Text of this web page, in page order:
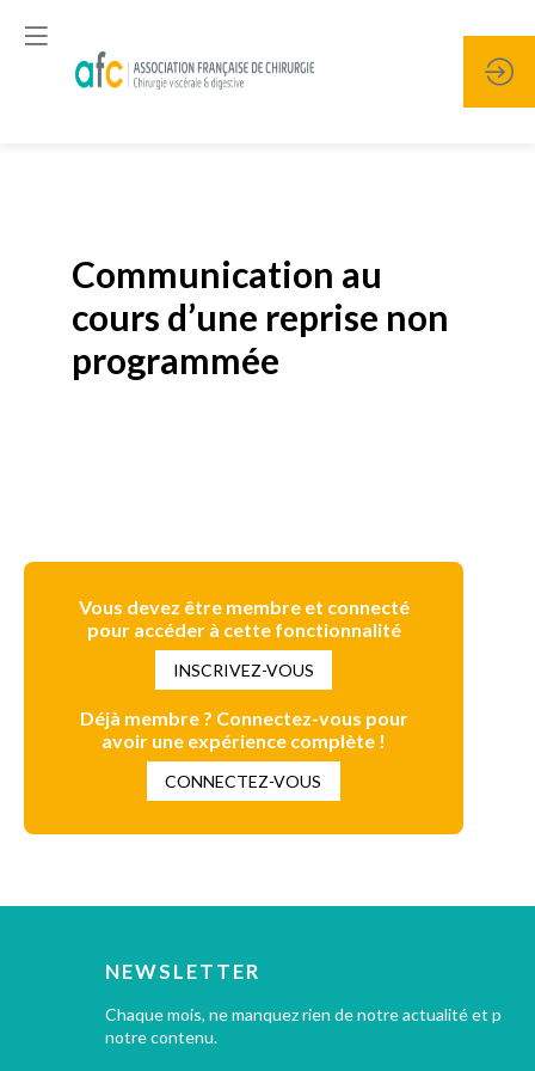
Communication au
cours d’une reprise non
programmée
Vous devez être membre et connecté
pour accéder à cette fonctionnalité
INSCRIVEZ-VOUS
Déjà membre ? Connectez-vous pour
avoir une expérience complète !
CONNECTEZ-VOUS
NEWSLETTER
Chaque mois, ne manquez rien de notre actualité et
notre contenu.